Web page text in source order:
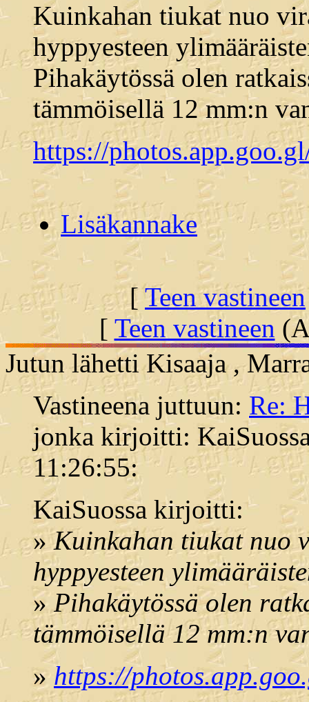
Kuinkahan tiukat nuo
hyppyesteen
Pihakäytössä olen
tämmöisellä 12 mm:n
https://
Lisäkannake
[Teen vastineen
[ Teen vastineen
Jutun lähetti Kisaaja ,
Vastineena juttuun: Re:
jonka kirjoitti:
11:26:55:
KaiSuossa kirjoitti:
»Kuinkahan tiukat nuo
hyppyesteen
»Pihakäytössä olen
tämmöisellä 12 mm:n
» https://